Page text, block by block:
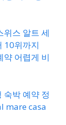
스 알트 세
10위까지
어렵게 비
숙박 예약 정
mare casa